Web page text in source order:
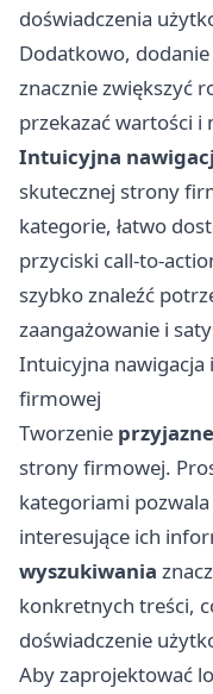
doświadczenia
Dodatkowo, dodanie
znacznie zwiększyć
przekazać wartości i
Intuicyjna
skutecznej strony
kategorie, łatwo
przyciski call-to-
szybko znaleźć
zaangażowanie i
Intuicyjna nawigacja
firmowej
Tworzenie
strony firmowej.
kategoriami
interesujące ich
wyszukiwania
konkretnych treści,
doświadczenie
Aby zaprojektować